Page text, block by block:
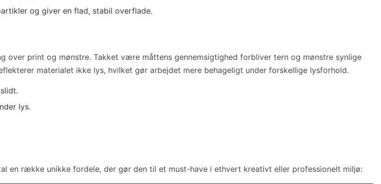
og giver en flad, stabil overflade.
over print og mønstre. Takket være måttens gennemsigtighed forbliver tern og mønstre synlige
materialet ikke lys, hvilket gør arbejdet mere behageligt under forskellige lysforhold.
lys.
en række unikke fordele, der gør den til et must-have i ethvert kreativt eller professionelt miljø: